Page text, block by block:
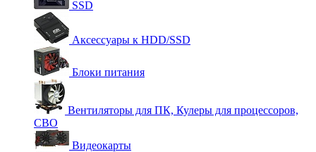
SSD
Аксессуары к HDD/SSD
Блоки питания
Вентиляторы для ПК, Кулеры для процессоров,
СВО
Видеокарты